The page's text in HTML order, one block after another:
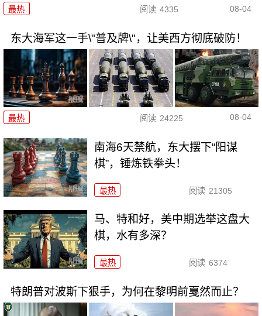
最热 阅读 4335 08-04
东大海军这一手\"普及牌\"，让美西方彻底破防！
最热 阅读 24225 08-04
南海6天禁航，东大摆下“阳谋
棋”，锤炼铁拳头！
最热 阅读 21305
马、特和好，美中期选举这盘大
棋，水有多深？
最热 阅读 6374
特朗普对波斯下狠手，为何在黎明前戛然而止？